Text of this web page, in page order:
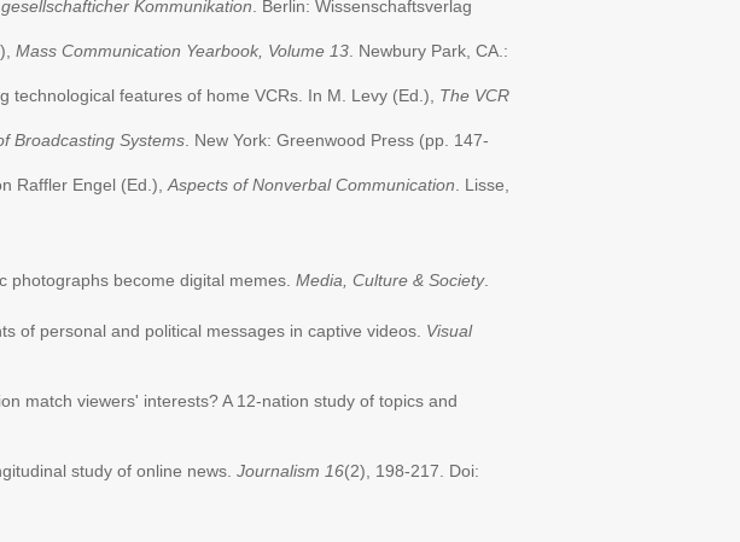
Kommunikation . Berlin: Wissenschaftsverlag
Mass Communication Yearbook, Volume 13 . Newbury Park, CA.:
features of home VCRs. In M. Levy (Ed.), The VCR
Broadcasting Systems . New York: Greenwood Press (pp. 147-
Raffler Engel (Ed.), Aspects of Nonverbal Communication . Lisse,
photographs become digital memes. Media, Culture & Society.
of personal and political messages in captive videos. Visual
match viewers' interests? A 12-nation study of topics and
study of online news. Journalism 16(2), 198-217. Doi: